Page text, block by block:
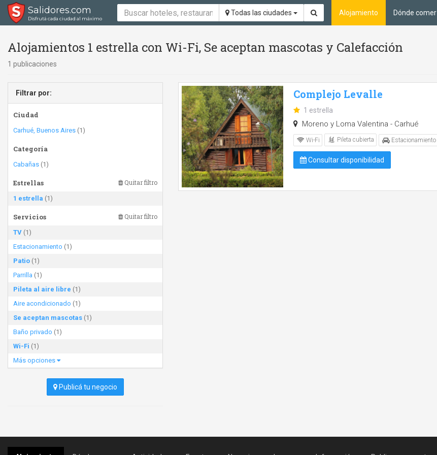
Salidores.com
Disfrutá cada ciudad al máximo
Todas las ciudades Alojamiento Dónde comer
Alojamientos 1 estrella con Wi-Fi, Se aceptan mascotas y Calefacción
1 publicaciones
Filtrar por:
Ciudad
Carhué, Buenos Aires (1)
Categoría
Cabañas (1)
Estrellas Quitar filtro
1 estrella (1)
Servicios Quitar filtro
TV (1)
Estacionamiento (1)
Patio (1)
Parrilla (1)
Pileta al aire libre (1)
Aire acondicionado (1)
Se aceptan mascotas (1)
Baño privado (1)
Wi-Fi (1)
Más opciones
Publicá tu negocio
Complejo Levalle
1 estrella
Moreno y Loma Valentina - Carhué
Wi-Fi Pileta cubierta Estacionamiento
Consultar disponibilidad